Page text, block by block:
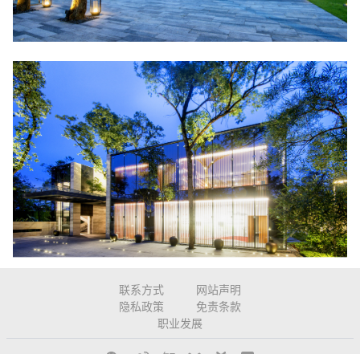
该项目充分尊重现状生态系统，保育历史遗迹，以谦逊的姿
态介入场地，并探寻一种机制让建筑“自然地生长出来”。
联系方式
网站声明
隐私政策
免责条款
职业发展